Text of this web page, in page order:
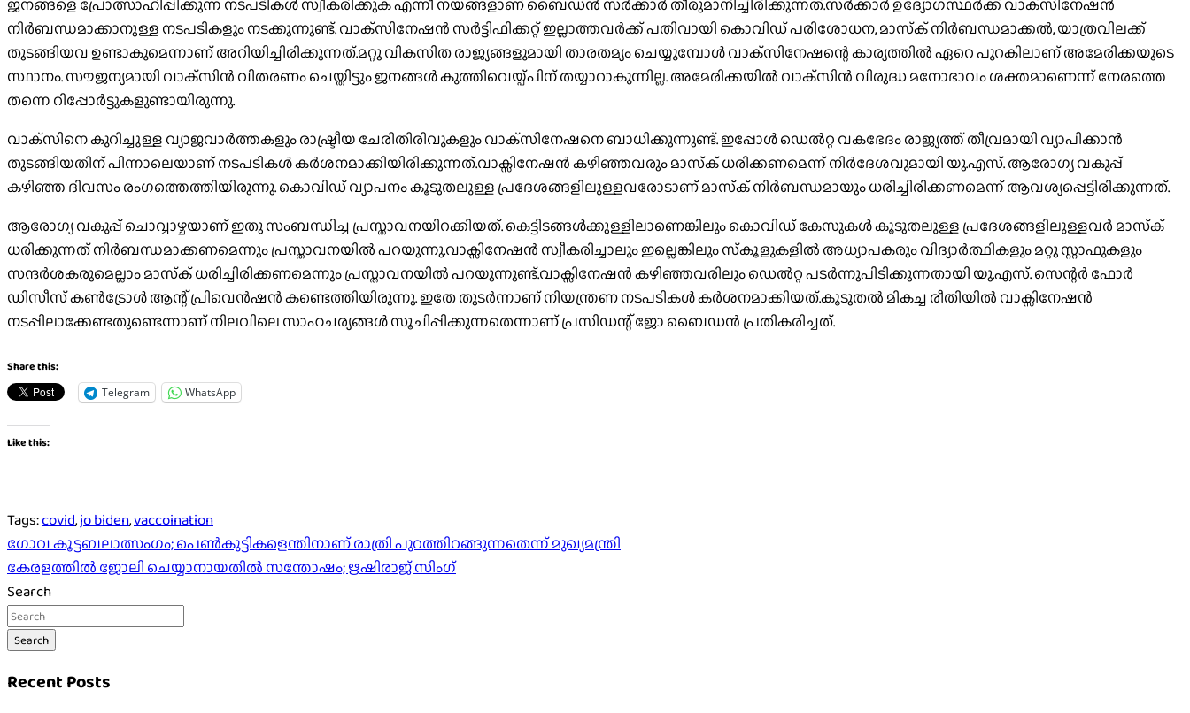
ജനങ്ങളെ പ്രോത്സാഹിപ്പിക്കുന്ന നടപടികള്‍ സ്വീകരിക്കുക എന്നീ നയങ്ങളാണ് ബൈഡന്‍ സര്‍ക്കാര്‍ തീരുമാനിച്ചിരിക്കുന്നത്.സര്‍ക്കാര്‍ ഉദ്യോഗസ്ഥര്‍ക്ക് വാക്‌സിനേഷന്‍
നിര്‍ബന്ധമാക്കാനുള്ള നടപടികളും നടക്കുന്നുണ്ട്. വാക്‌സിനേഷന്‍ സര്‍ട്ടിഫിക്കറ്റ് ഇല്ലാത്തവര്‍ക്ക് പതിവായി കൊവിഡ് പരിശോധന, മാസ്‌ക് നിര്‍ബന്ധമാക്കല്‍, യാത്രവിലക്ക്
തുടങ്ങിയവ ഉണ്ടാകുമെന്നാണ് അറിയിച്ചിരിക്കുന്നത്.മറ്റു വികസിത രാജ്യങ്ങളുമായി താരതമ്യം ചെയ്യുമ്പോള്‍ വാക്‌സിനേഷന്റെ കാര്യത്തില്‍ ഏറെ പുറകിലാണ് അമേരിക്കയുടെ
സ്ഥാനം. സൗജന്യമായി വാക്‌സിന്‍ വിതരണം ചെയ്തിട്ടും ജനങ്ങള്‍ കുത്തിവെയ്പ്പിന് തയ്യാറാകുന്നില്ല. അമേരിക്കയില്‍ വാക്‌സിന്‍ വിരുദ്ധ മനോഭാവം ശക്തമാണെന്ന് നേരത്തെ
തന്നെ റിപ്പോര്‍ട്ടുകളുണ്ടായിരുന്നു.
വാക്‌സിനെ കുറിച്ചുള്ള വ്യാജവാര്‍ത്തകളും രാഷ്ട്രീയ ചേരിതിരിവുകളും വാക്‌സിനേഷനെ ബാധിക്കുന്നുണ്ട്. ഇപ്പോള്‍ ഡെല്‍റ്റ വകഭേദം രാജ്യത്ത് തീവ്രമായി വ്യാപിക്കാന്‍
തുടങ്ങിയതിന് പിന്നാലെയാണ് നടപടികള്‍ കര്‍ശനമാക്കിയിരിക്കുന്നത്.വാക്സിനേഷന്‍ കഴിഞ്ഞവരും മാസ്‌ക് ധരിക്കണമെന്ന് നിര്‍ദേശവുമായി യു.എസ്. ആരോഗ്യ വകുപ്പ്
കഴിഞ്ഞ ദിവസം രംഗത്തെത്തിയിരുന്നു. കൊവിഡ് വ്യാപനം കൂടുതലുള്ള പ്രദേശങ്ങളിലുള്ളവരോടാണ് മാസ്‌ക് നിര്‍ബന്ധമായും ധരിച്ചിരിക്കണമെന്ന് ആവശ്യപ്പെട്ടിരിക്കുന്നത്.
ആരോഗ്യ വകുപ്പ് ചൊവ്വാഴ്ചയാണ് ഇതു സംബന്ധിച്ച പ്രസ്താവനയിറക്കിയത്. കെട്ടിടങ്ങള്‍ക്കുള്ളിലാണെങ്കിലും കൊവിഡ് കേസുകള്‍ കൂടുതലുള്ള പ്രദേശങ്ങളിലുള്ളവര്‍ മാസ്‌ക്
ധരിക്കുന്നത് നിര്‍ബന്ധമാക്കണമെന്നും പ്രസ്താവനയില്‍ പറയുന്നു.വാക്സിനേഷന്‍ സ്വീകരിച്ചാലും ഇല്ലെങ്കിലും സ്‌കൂളുകളില്‍ അധ്യാപകരും വിദ്യാര്‍ത്ഥികളും മറ്റു സ്റ്റാഫുകളും
സന്ദര്‍ശകരുമെല്ലാം മാസ്‌ക് ധരിച്ചിരിക്കണമെന്നും പ്രസ്താവനയില്‍ പറയുന്നുണ്ട്.വാക്സിനേഷന്‍ കഴിഞ്ഞവരിലും ഡെല്‍റ്റ പടര്‍ന്നുപിടിക്കുന്നതായി യു.എസ്. സെന്റര്‍ ഫോര്‍
ഡിസീസ് കണ്‍ട്രോള്‍ ആന്റ് പ്രിവെന്‍ഷന്‍ കണ്ടെത്തിയിരുന്നു. ഇതേ തുടര്‍ന്നാണ് നിയന്ത്രണ നടപടികള്‍ കര്‍ശനമാക്കിയത്.കൂടുതല്‍ മികച്ച രീതിയില്‍ വാക്സിനേഷന്‍
നടപ്പിലാക്കേണ്ടതുണ്ടെന്നാണ് നിലവിലെ സാഹചര്യങ്ങള്‍ സൂചിപ്പിക്കുന്നതെന്നാണ് പ്രസിഡന്റ് ജോ ബൈഡന്‍ പ്രതികരിച്ചത്.
Share this:
Telegram WhatsApp
Like this:
Tags:covid,jo biden,vaccoination
Post
navigation
ഗോവ കൂട്ടബലാത്സംഗം; പെണ്‍കുട്ടികളെന്തിനാണ് രാത്രി പുറത്തിറങ്ങുന്നതെന്ന് മുഖ്യമന്ത്രി
കേരളത്തിൽ ജോലി ചെയ്യാനായതിൽ സന്തോഷം; ഋഷിരാജ് സിം​ഗ്
Search
Search
Recent Posts